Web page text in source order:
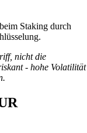
Staking durch
nicht die
- hohe Volatilität